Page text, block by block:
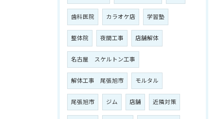
歯科医院 カラオケ店 学習塾
整体院 夜間工事 店舗解体
名古屋 スケルトン工事
解体工事 尾張旭市 モルタル
尾張旭市 ジム 店舗 近隣対策